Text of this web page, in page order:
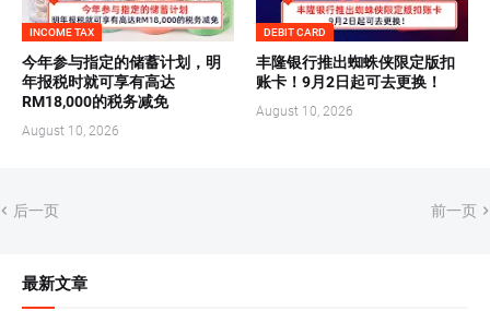
INCOME TAX
今年参与指定的储蓄计划，明
年报税时就可享有高达
RM18,000的税务减免
August 10, 2026
DEBIT CARD
丰隆银行推出蜘蛛侠限定版扣
账卡！9月2日起可去更换！
August 10, 2026
后一页 前一页
最新文章